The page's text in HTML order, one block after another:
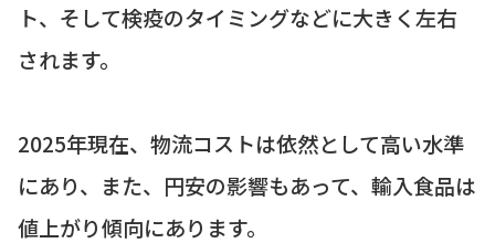
ト、そして検疫のタイミングなどに大きく左右
されます。
2025年現在、物流コストは依然として高い水準
にあり、また、円安の影響もあって、輸入食品は
値上がり傾向にあります。